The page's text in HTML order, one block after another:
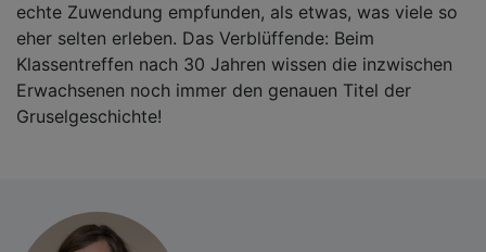
echte Zuwendung empfunden, als etwas, was viele so
eher selten erleben. Das Verblüffende: Beim
Klassentreffen nach 30 Jahren wissen die inzwischen
Erwachsenen noch immer den genauen Titel der
Gruselgeschichte!